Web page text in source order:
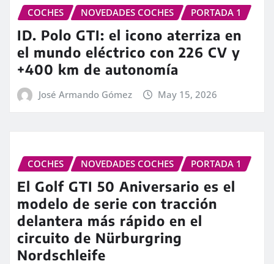
COCHES NOVEDADES COCHES PORTADA 1
ID. Polo GTI: el icono aterriza en
el mundo eléctrico con 226 CV y
+400 km de autonomía
José Armando Gómez May 15, 2026
COCHES NOVEDADES COCHES PORTADA 1
El Golf GTI 50 Aniversario es el
modelo de serie con tracción
delantera más rápido en el
circuito de Nürburgring
Nordschleife